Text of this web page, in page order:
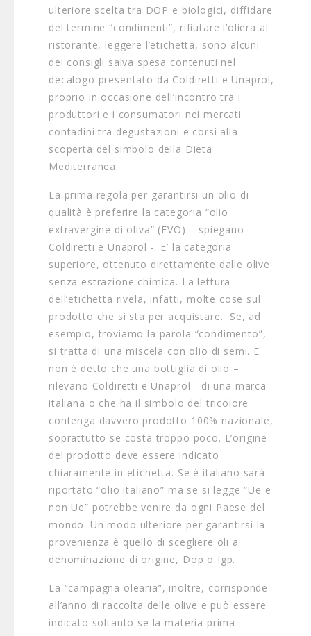
ulteriore scelta tra DOP e biologici, diffidare
del termine “condimenti”, rifiutare l’oliera al
ristorante, leggere l’etichetta, sono alcuni
dei consigli salva spesa contenuti nel
decalogo presentato da Coldiretti e Unaprol,
proprio in occasione dell’incontro tra i
produttori e i consumatori nei mercati
contadini tra degustazioni e corsi alla
scoperta del simbolo della Dieta
Mediterranea.
La prima regola per garantirsi un olio di
qualità è preferire la categoria “olio
extravergine di oliva” (EVO) – spiegano
Coldiretti e Unaprol -. E’ la categoria
superiore, ottenuto direttamente dalle olive
senza estrazione chimica. La lettura
dell’etichetta rivela, infatti, molte cose sul
prodotto che si sta per acquistare. Se, ad
esempio, troviamo la parola “condimento”,
si tratta di una miscela con olio di semi. E
non è detto che una bottiglia di olio –
rilevano Coldiretti e Unaprol - di una marca
italiana o che ha il simbolo del tricolore
contenga davvero prodotto 100% nazionale,
soprattutto se costa troppo poco. L’origine
del prodotto deve essere indicato
chiaramente in etichetta. Se è italiano sarà
riportato “olio italiano” ma se si legge “Ue e
non Ue” potrebbe venire da ogni Paese del
mondo. Un modo ulteriore per garantirsi la
provenienza è quello di scegliere oli a
denominazione di origine, Dop o Igp.
La “campagna olearia”, inoltre, corrisponde
all’anno di raccolta delle olive e può essere
indicato soltanto se la materia prima